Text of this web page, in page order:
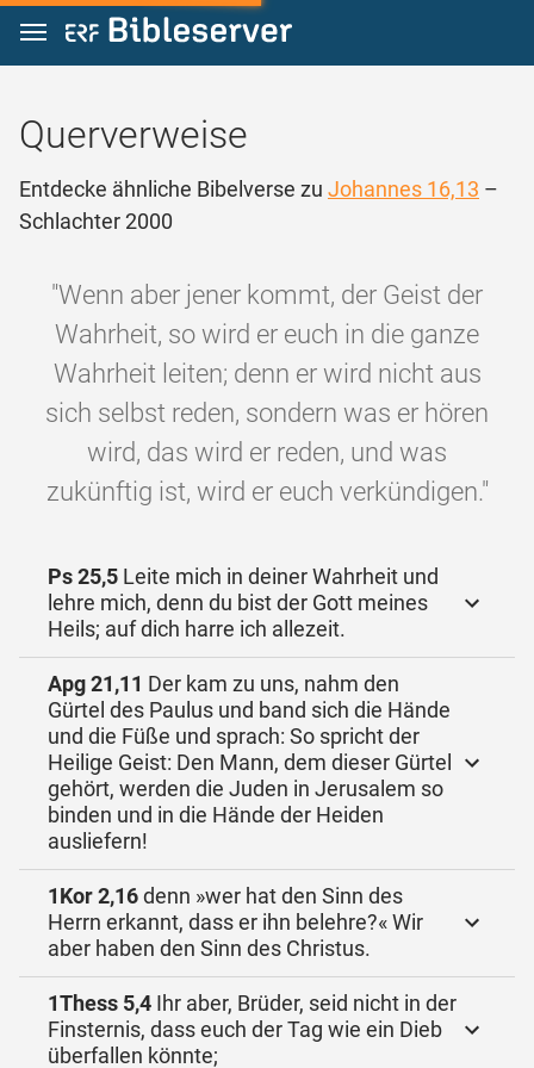
Zum Inhalt springen
Querverweise
Entdecke ähnliche Bibelverse zu Johannes 16,13 –
Schlachter 2000
"Wenn aber jener kommt, der Geist der
Wahrheit, so wird er euch in die ganze
Wahrheit leiten; denn er wird nicht aus
sich selbst reden, sondern was er hören
wird, das wird er reden, und was
zukünftig ist, wird er euch verkündigen."
Ps 25,5 Leite mich in deiner Wahrheit und
lehre mich, denn du bist der Gott meines
Heils; auf dich harre ich allezeit.
Apg 21,11 Der kam zu uns, nahm den
Gürtel des Paulus und band sich die Hände
und die Füße und sprach: So spricht der
Heilige Geist: Den Mann, dem dieser Gürtel
gehört, werden die Juden in Jerusalem so
binden und in die Hände der Heiden
ausliefern!
1Kor 2,16denn »wer hat den Sinn des
Herrn erkannt, dass er ihn belehre?« Wir
aber haben den Sinn des Christus.
1Thess 5,4 Ihr aber, Brüder, seid nicht in der
Finsternis, dass euch der Tag wie ein Dieb
überfallen könnte;